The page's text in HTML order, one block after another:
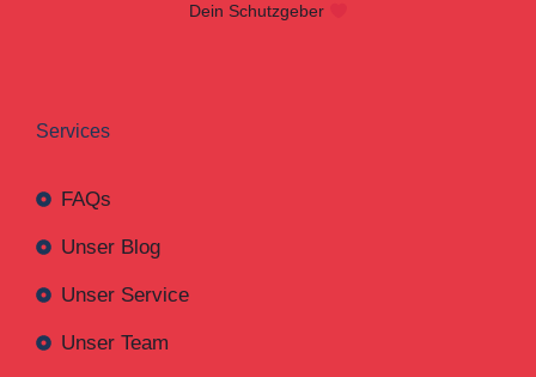
Dein Schutzgeber
Services
FAQs
Unser Blog
Unser Service
Unser Team